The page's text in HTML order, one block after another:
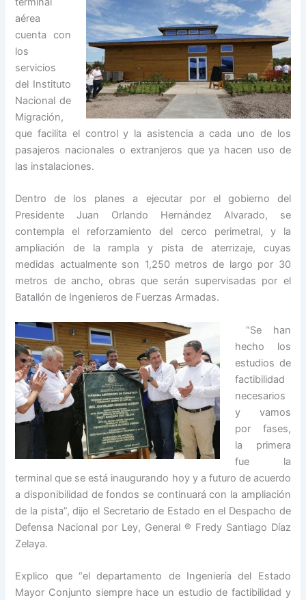
aérea
cuenta con
los
servicios
del Instituto
Nacional de
Migración,
que facilita el control y la asistencia a cada uno de los
pasajeros nacionales o extranjeros que ya hacen uso de
las instalaciones.
Dentro de los planes a ejecutar por el gobierno del
Presidente Juan Orlando Hernández Alvarado, se
contempla el reforzamiento del cerco perimetral, y la
ampliación de la rampla y pista de aterrizaje, cuyas
medidas actualmente son 1,250 metros de largo por 30
metros de ancho, obras que serán supervisadas por el
Batallón de Ingenieros de Fuerzas Armadas.
“Se han
hecho los
estudios de
factibilidad
necesarios
y vamos
por fases,
la primera
fue la
terminal que se está inaugurando hoy y a futuro de acuerdo
a disponibilidad de fondos se continuará con la ampliación
de la pista”, dijo el Secretario de Estado en el Despacho de
Defensa Nacional por Ley, General ® Fredy Santiago Díaz
Zelaya.
Explico que “el departamento de Ingeniería del Estado
Mayor Conjunto siempre hace un estudio de factibilidad y